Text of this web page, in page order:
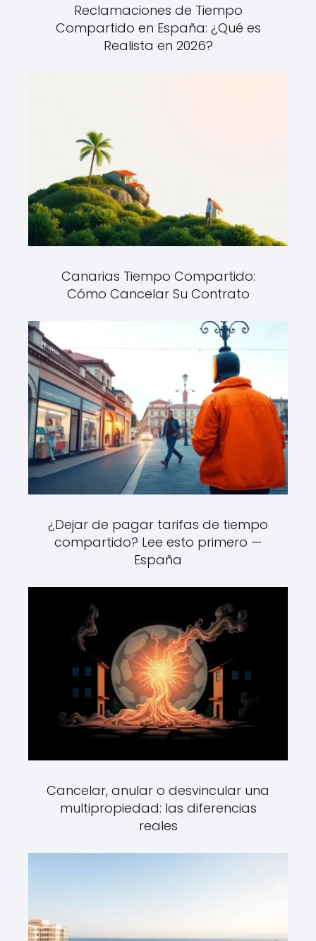
Reclamaciones de Tiempo
Compartido en España: ¿Qué es
Realista en 2026?
Canarias Tiempo Compartido:
Cómo Cancelar Su Contrato
¿Dejar de pagar tarifas de tiempo
compartido? Lee esto primero —
España
Cancelar, anular o desvincular una
multipropiedad: las diferencias
reales